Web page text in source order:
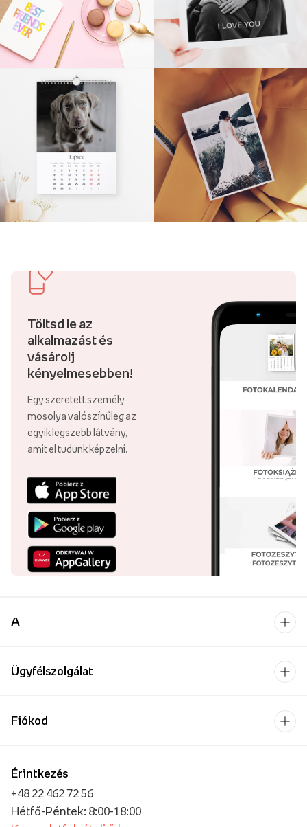
Töltsd le az
alkalmazást és
vásárolj
kényelmesebben!
Egy szeretett személy
mosolya valószínűleg az
egyik legszebb látvány,
amit el tudunk képzelni.
A
Ügyfélszolgálat
Érintkezés
+48 22 462 72 56
Hétfő-Péntek: 8:00-18:00
Fiókod